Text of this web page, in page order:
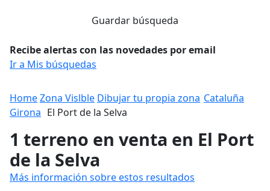
Guardar búsqueda
Recibe alertas con las novedades por email
Ir a Mis búsquedas
HomeZona Vislble Dibujar tu propia zona Cataluña
Girona El Port de la Selva
1 terreno en venta en El Port
de la Selva
Más información sobre estos resultados